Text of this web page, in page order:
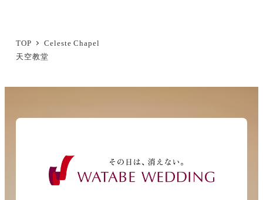
TOP
Celeste Chapel
天空教堂